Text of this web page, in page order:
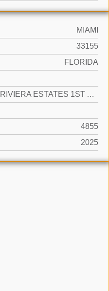
MIAMI
33155
FLORIDA
RIVIERA ESTATES 1ST ADDN
4855
2025